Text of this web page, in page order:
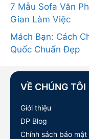
7 Mẫu Sofa Văn
Gian Làm Việc
Mách Bạn: Cách
Quốc Chuẩn Đẹp
VỀ CHÚNG TÔI
Giới thiệu
DP Blog
Chính sách bảo